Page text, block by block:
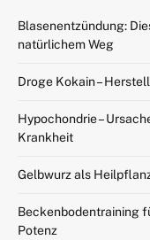
Blasenentzündung:
natürlichem Weg
Droge Kokain –
Hypochondrie –
Krankheit
Gelbwurz als
Beckenbodentraining
Potenz